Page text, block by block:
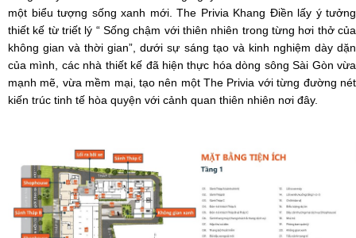
một biểu tượng sống xanh mới. The Privia Khang Điền lấy ý tưởng
thiết kế từ triết lý “ Sống chậm với thiên nhiên trong từng hơi thở của
không gian và thời gian”, dưới sự sáng tạo và kinh nghiệm dày dặn
của mình, các nhà thiết kế đã hiện thực hóa dòng sông Sài Gòn vừa
mạnh mẽ, vừa mềm mại, tạo nên một The Privia với từng đường nét
kiến trúc tinh tế hòa quyện với cảnh quan thiên nhiên nơi đây.